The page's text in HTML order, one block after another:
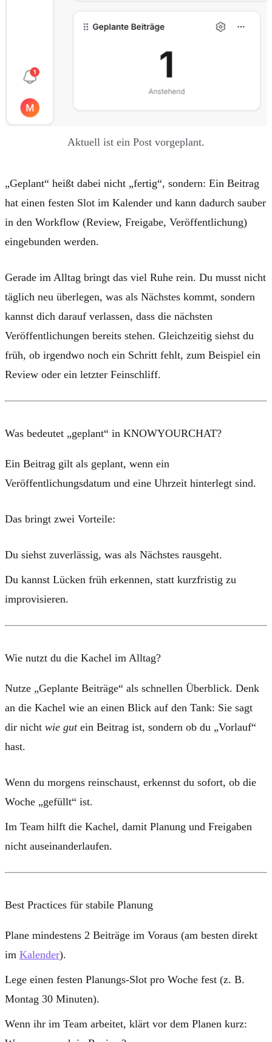
Aktuell ist ein Post vorgeplant.
„Geplant“ heißt dabei nicht „fertig“, sondern: Ein Beitrag
hat einen festen Slot im Kalender und kann dadurch sauber
in den Workflow (Review, Freigabe, Veröffentlichung)
eingebunden werden.
Gerade im Alltag bringt das viel Ruhe rein. Du musst nicht
täglich neu überlegen, was als Nächstes kommt, sondern
kannst dich darauf verlassen, dass die nächsten
Veröffentlichungen bereits stehen. Gleichzeitig siehst du
früh, ob irgendwo noch ein Schritt fehlt, zum Beispiel ein
Review oder ein letzter Feinschliff.
Was bedeutet „geplant“ in KNOWYOURCHAT?
Ein Beitrag gilt als geplant, wenn ein
Veröffentlichungsdatum und eine Uhrzeit hinterlegt sind.
Das bringt zwei Vorteile:
Du siehst zuverlässig, was als Nächstes rausgeht.
Du kannst Lücken früh erkennen, statt kurzfristig zu
improvisieren.
Wie nutzt du die Kachel im Alltag?
Nutze „Geplante Beiträge“ als schnellen Überblick. Denk
an die Kachel wie an einen Blick auf den Tank: Sie sagt
dir nicht wie gutein Beitrag ist, sondern ob du „Vorlauf“
hast.
Wenn du morgens reinschaust, erkennst du sofort, ob die
Woche „gefüllt“ ist.
Im Team hilft die Kachel, damit Planung und Freigaben
nicht auseinanderlaufen.
Best Practices für stabile Planung
Plane mindestens 2 Beiträge im Voraus (am besten direkt
im Kalender).
Lege einen festen Planungs-Slot pro Woche fest (z. B.
Montag 30 Minuten).
Wenn ihr im Team arbeitet, klärt vor dem Planen kurz: